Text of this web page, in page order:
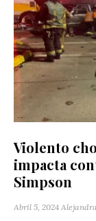
Violento
impacta
Simpson
Abril 5, 2024